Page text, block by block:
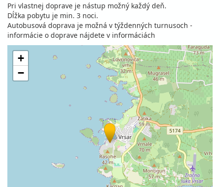
Pri vlastnej doprave je nástup možný každý deň.
Dĺžka pobytu je min. 3 noci.
Autobusová doprava je možná v týždenných turnusoch -
informácie o doprave nájdete v informáciách
+
−